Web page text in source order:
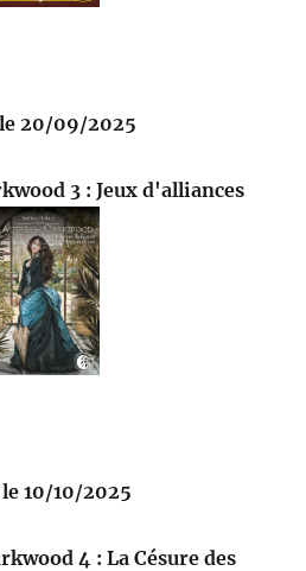
20/09/2025
3 : Jeux d'alliances
10/10/2025
4 : La Césure des